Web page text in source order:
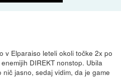
v Elparaiso leteli okoli točke 2x po
DIREKT nonstop. Ubila
jasno, sedaj vidim, da je game